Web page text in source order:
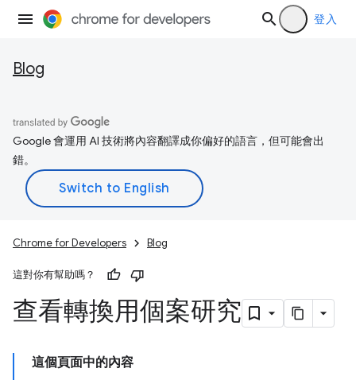
登入
Blog
Google 會運用 AI 技術將內容翻譯成你偏好的語言，但可能會出
錯。
Chrome for Developers Blog
這對你有幫助嗎？
查看轉換用個案研究
這個頁面中的內容